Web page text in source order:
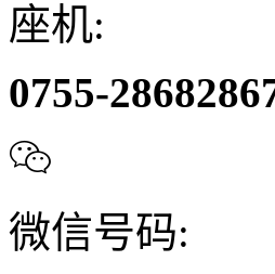
座机:
0755-

微信号码: